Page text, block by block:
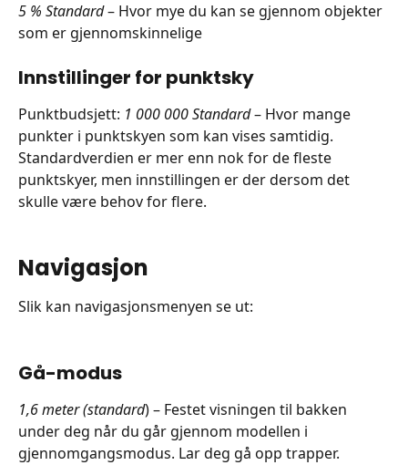
5 % Standard – Hvor mye du kan se gjennom objekter
som er gjennomskinnelige
Innstillinger for punktsky
Punktbudsjett: 1 000 000 Standard – Hvor mange
punkter i punktskyen som kan vises samtidig.
Standardverdien er mer enn nok for de fleste
punktskyer, men innstillingen er der dersom det
skulle være behov for flere.
Navigasjon
Slik kan navigasjonsmenyen se ut:
Gå-modus
1,6 meter (standard) – Festet visningen til bakken
under deg når du går gjennom modellen i
gjennomgangsmodus. Lar deg gå opp trapper.